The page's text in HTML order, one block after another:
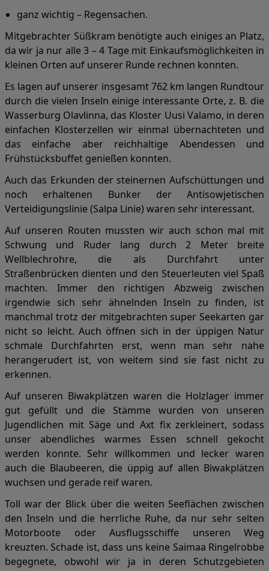
ganz wichtig – Regensachen.
Mitgebrachter Süßkram benötigte auch einiges an Platz,
da wir ja nur alle 3 – 4 Tage mit Einkaufsmöglichkeiten in
kleinen Orten auf unserer Runde rechnen konnten.
Es lagen auf unserer insgesamt 762 km langen Rundtour
durch die vielen Inseln einige interessante Orte, z. B. die
Wasserburg Olavlinna, das Kloster Uusi Valamo, in deren
einfachen Klosterzellen wir einmal übernachteten und
das einfache aber reichhaltige Abendessen und
Frühstücksbuffet genießen konnten.
Auch das Erkunden der steinernen Aufschüttungen und
noch erhaltenen Bunker der Antisowjetischen
Verteidigungslinie (Salpa Linie) waren sehr interessant.
Auf unseren Routen mussten wir auch schon mal mit
Schwung und Ruder lang durch 2 Meter breite
Wellblechrohre, die als Durchfahrt unter
Straßenbrücken dienten und den Steuerleuten viel Spaß
machten. Immer den richtigen Abzweig zwischen
irgendwie sich sehr ähnelnden Inseln zu finden, ist
manchmal trotz der mitgebrachten super Seekarten gar
nicht so leicht. Auch öffnen sich in der üppigen Natur
schmale Durchfahrten erst, wenn man sehr nahe
herangerudert ist, von weitem sind sie fast nicht zu
erkennen.
Auf unseren Biwakplätzen waren die Holzlager immer
gut gefüllt und die Stämme wurden von unseren
Jugendlichen mit Säge und Axt fix zerkleinert, sodass
unser abendliches warmes Essen schnell gekocht
werden konnte. Sehr willkommen und lecker waren
auch die Blaubeeren, die üppig auf allen Biwakplätzen
wuchsen und gerade reif waren.
Toll war der Blick über die weiten Seeflächen zwischen
den Inseln und die herrliche Ruhe, da nur sehr selten
Motorboote oder Ausflugsschiffe unseren Weg
kreuzten. Schade ist, dass uns keine Saimaa Ringelrobbe
begegnete, obwohl wir ja in deren Schutzgebieten